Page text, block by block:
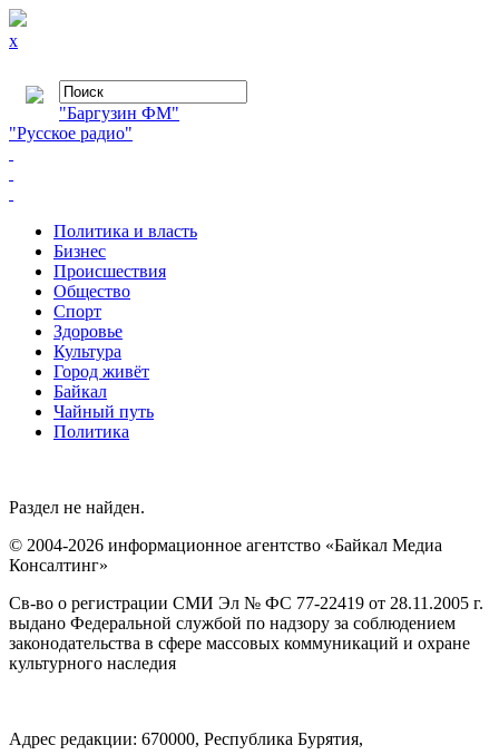
x
"Баргузин ФМ"
"Русское радио"
Политика и власть
Бизнес
Происшествия
Общество
Cпорт
Здоровье
Культура
Город живёт
Байкал
Чайный путь
Политика
Раздел не найден.
© 2004-2026 информационное агентство «Байкал Медиа
Консалтинг»
Св-во о регистрации СМИ Эл № ФС 77-22419 от 28.11.2005 г.
выдано Федеральной службой по надзору за соблюдением
законодательства в сфере массовых коммуникаций и охране
культурного наследия
Адрес редакции: 670000, Республика Бурятия,